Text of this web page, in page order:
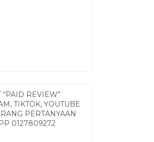
REVIEW”
TIKTOK, YOUTUBE
PERTANYAAN
0127809272